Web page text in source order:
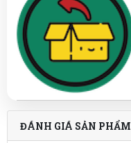
ĐÁNH GIÁ SẢN PHẨM